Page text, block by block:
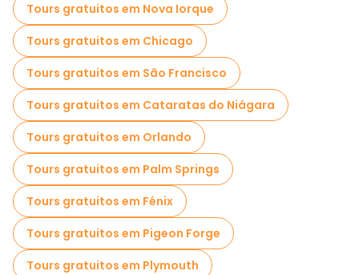
Passeios gastronômicos em Las Vegas
Tours gratuitos em Nova Iorque
Tours gratuitos em Chicago
Tours gratuitos em São Francisco
Tours gratuitos em Cataratas do Niágara
Tours gratuitos em Orlando
Tours gratuitos em Palm Springs
Tours gratuitos em Fénix
Tours gratuitos em Pigeon Forge
Tours gratuitos em Plymouth